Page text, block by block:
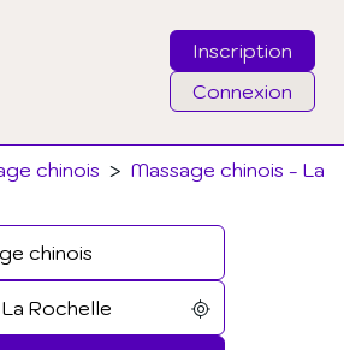
Inscription
Connexion
chinois > Massage chinois - La
oublié mon mot de passe